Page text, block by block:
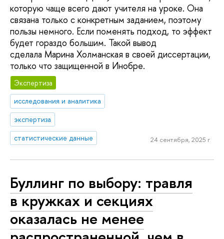
которую чаще всего дают учителя на уроке. Она
связана только с конкретным заданием, поэтому
пользы немного. Если поменять подход, то эффект
будет гораздо большим. Такой вывод
сделала Марина Холманская в своей диссертации,
только что защищенной в Инобре.
Экспертиза
исследования и аналитика
экспертиза
статистические данные
24 сентября, 2025 г.
Буллинг по выбору: травля
в кружках и секциях
оказалась не менее